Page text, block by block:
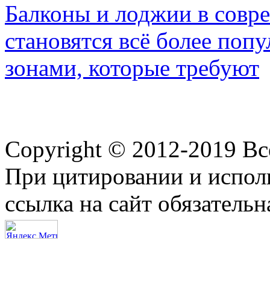
Балконы и лоджии в
становятся всё более
зонами, которые требуют
Copyright © 2012-2019
При цитировании и
ссылка на сайт